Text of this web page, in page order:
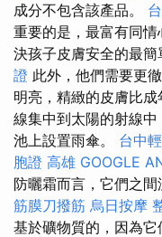
成分不包含該產品。
重要的是，最富有同
決孩子皮膚安全的最簡
證 此外，他們需要更
明亮，精緻的皮膚比
線集中到太陽的射線
池上設置雨傘。 台中
胞證 高雄 GOOGLE
防曬霜而言，它們之間
筋膜刀撥筋 烏日按摩
基於礦物質的，因為